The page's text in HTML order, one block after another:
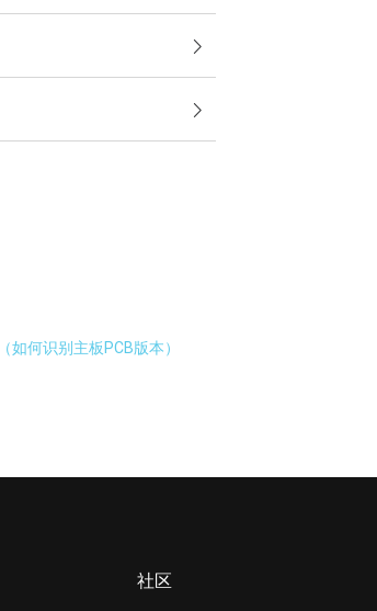
（如何识别主板PCB版本）
社区